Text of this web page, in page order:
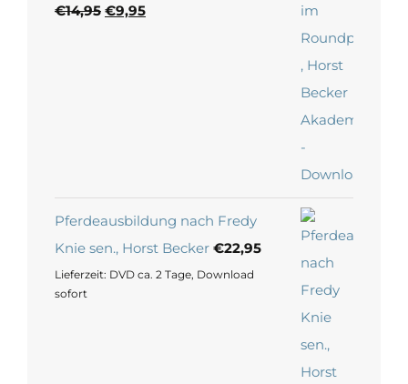
€14,95 Ursprünglicher
€9,95Aktueller
Pferdeausbildung nach Fredy
Knie sen., Horst Becker €22,95
Lieferzeit: DVD ca. 2 Tage, Download
sofort